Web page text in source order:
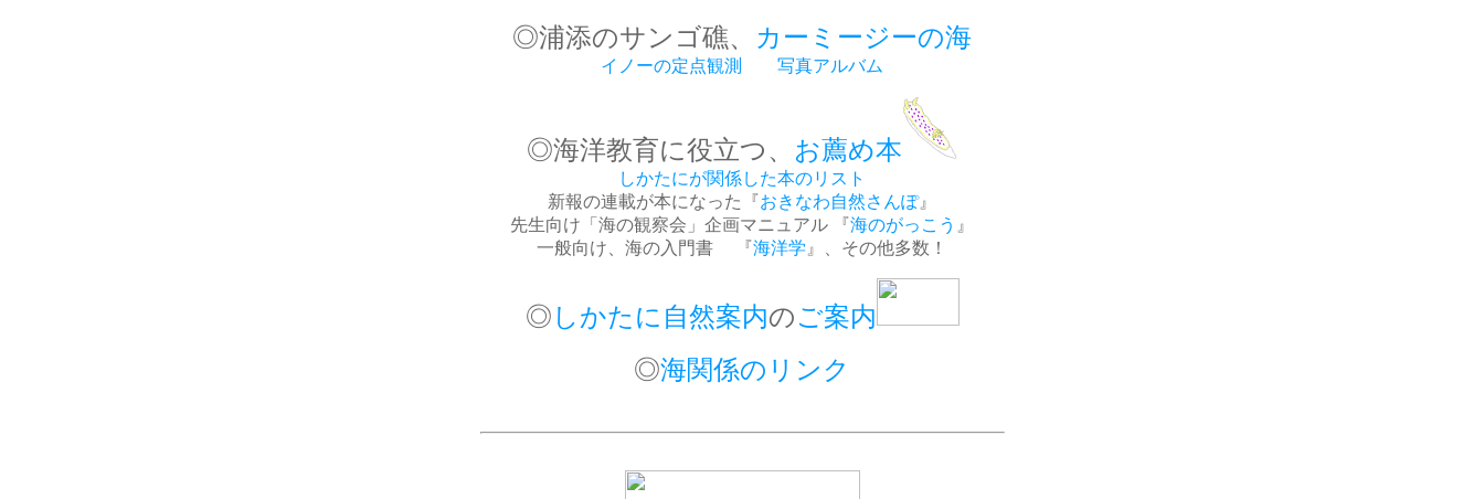
◎浦添のサンゴ礁、
カーミージーの海
イノーの定点観測 写真アルバム
◎海洋教育に役立つ、 お薦め本
しかたにが関係した本のリスト
新報の連載が本になった『おきなわ自然さんぽ』
先生向け「海の観察会」企画マニュアル 『海のがっこう 』
一般向け、海の入門書 『海洋学 』、その他多数！
◎ しかたに自然案内のご案内
◎海関係のリンク